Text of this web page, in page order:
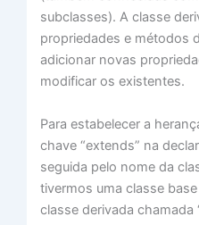
subclasses). A classe
propriedades e métodos
adicionar novas
modificar os existentes.
Para estabelecer a
chave “extends” na
seguida pelo nome da
tivermos uma classe
classe derivada chamada